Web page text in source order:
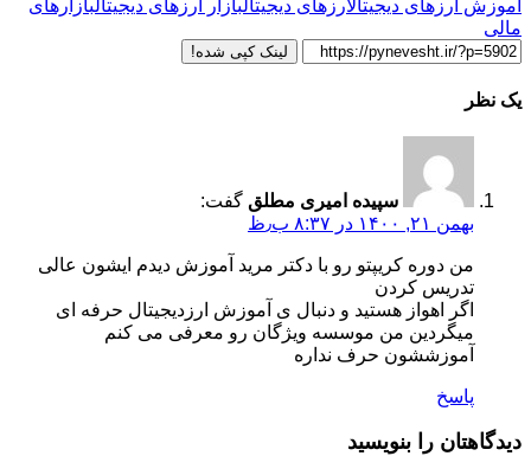
آموزش ارزهای دیجیتالارزهای دیجیتالبازار ارزهای دیجیتالبازارهای
مالی
لینک کپی شده!
یک نظر
سپیده امیری مطلق گفت:
بهمن ۲۱, ۱۴۰۰ در ۸:۳۷ ب٫ظ
من دوره کریپتو رو با دکتر مرید آموزش دیدم ایشون عالی
تدریس کردن
اگر اهواز هستید و دنبال ی آموزش ارزدیجیتال حرفه ای
میگردین من موسسه ویژگان رو معرفی می کنم
آموزششون حرف نداره
پاسخ
دیدگاهتان را بنویسید